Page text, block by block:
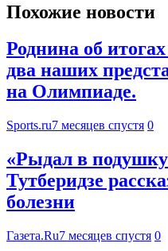
Похожие новости
Роднина об
два наших
на Олимпиаде.
Sports.ru7 месяцев спустя 0
«Рыдал в
Тутберидзе
болезни
Газета.Ru7 месяцев спустя 0